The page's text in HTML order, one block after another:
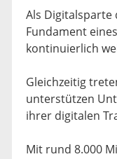
Als Digitalsparte
Fundament
kontinuierlich
Gleichzeitig
unterstützen
ihrer digitalen
Mit rund 8.000